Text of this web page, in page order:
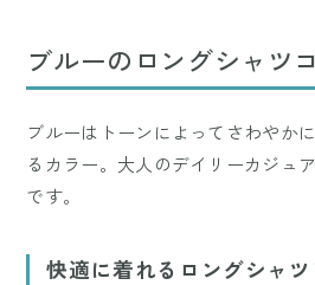
ブルーのロングシャツ
ブルーはトーンによってさわやか
るカラー。大人のデイリーカジュ
です。
快適に着れるロングシャ